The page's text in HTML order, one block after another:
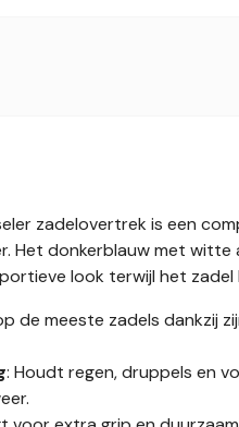
zadelovertrek is een
Het donkerblauw met
look terwijl het zadel
de meeste zadels dankzij
: Houdt regen, druppels en